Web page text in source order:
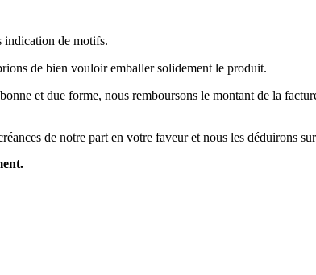
indication de motifs.
de bien vouloir emballer solidement le produit.
et due forme, nous remboursons le montant de la
de notre part en votre faveur et nous les déduirons